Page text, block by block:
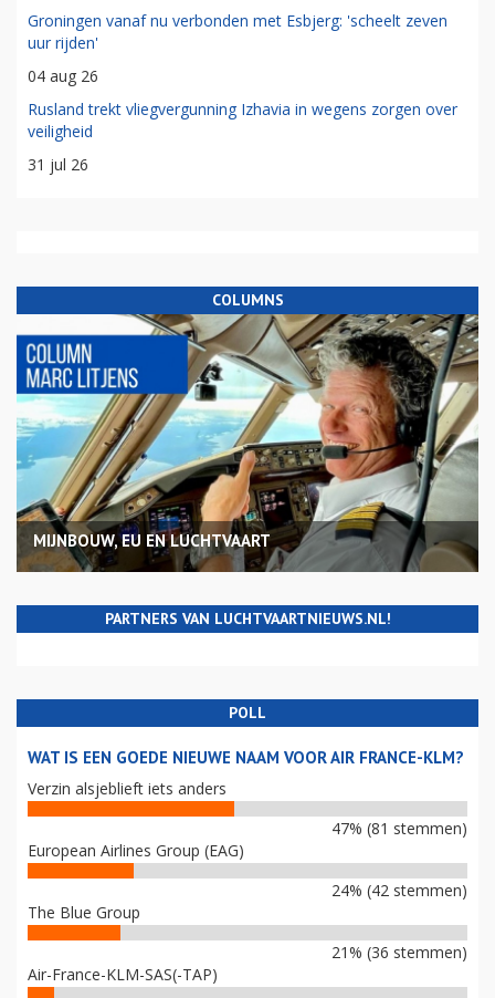
Groningen vanaf nu verbonden met Esbjerg: 'scheelt zeven
uur rijden'
04 aug 26
Rusland trekt vliegvergunning Izhavia in wegens zorgen over
veiligheid
31 jul 26
COLUMNS
MIJNBOUW, EU EN LUCHTVAART
PARTNERS VAN LUCHTVAARTNIEUWS.NL!
POLL
WAT IS EEN GOEDE NIEUWE NAAM VOOR AIR FRANCE-KLM?
Verzin alsjeblieft iets anders
47% (81 stemmen)
European Airlines Group (EAG)
24% (42 stemmen)
The Blue Group
21% (36 stemmen)
Air-France-KLM-SAS(-TAP)